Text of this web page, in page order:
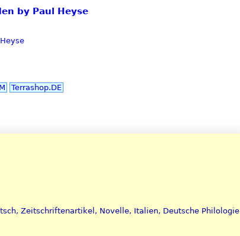
by Paul Heyse
Terrashop.DE
Zeitschriftenartikel, Novelle, Italien, Deutsche Philologie